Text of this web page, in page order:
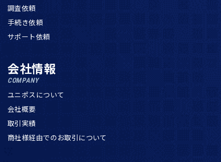
調査依頼
手続き依頼
サポート依頼
会社情報
COMPANY
ユニポスについて
会社概要
取引実績
商社様経由でのお取引について